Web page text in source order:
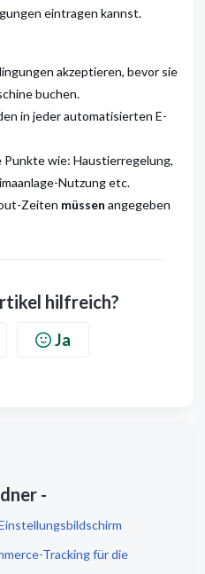
eintragen kannst.
akzeptieren, bevor sie
buchen.
in jeder automatisierten E-
Punkte wie: Haustierregelung,
Nutzung etc.
Zeiten müssen angegeben
hilfreich?
Ja
-
Tracking für die